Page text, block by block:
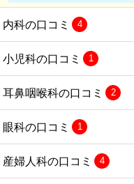
内科の口コミ 4
小児科の口コミ 1
耳鼻咽喉科の口コミ 2
眼科の口コミ 1
産婦人科の口コミ 4